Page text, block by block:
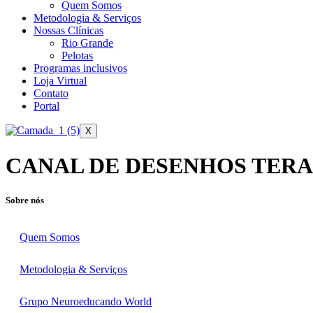
Quem Somos
Metodologia & Serviços
Nossas Clínicas
Rio Grande
Pelotas
Programas inclusivos
Loja Virtual
Contato
Portal
X
CANAL DE DESENHOS
Sobre nós
Quem Somos
Metodologia & Serviços
Grupo Neuroeducando World